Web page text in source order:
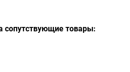
сопутствующие товары: